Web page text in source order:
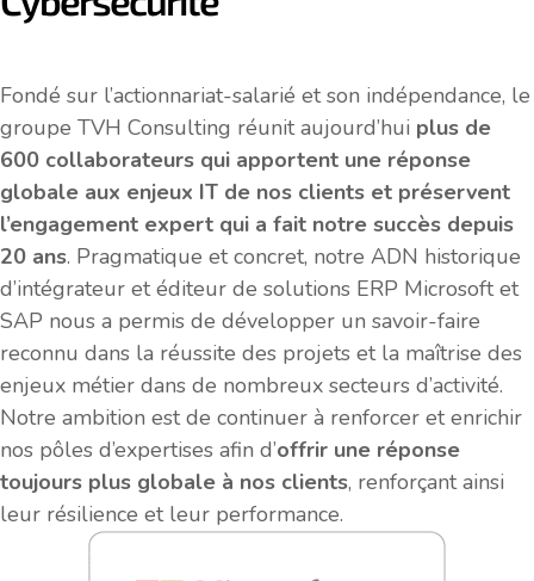
l'ERP innovant
qui dépasse les
modèles
traditionnels
Je regarde le replay
Fondé sur l’actionnariat-salarié et son indépendance, le
groupe TVH Consulting réunit aujourd’hui plus de
600 collaborateurs qui apportent une réponse
globale aux enjeux IT de nos clients et préservent
l’engagement expert qui a fait notre succès depuis
20 ans. Pragmatique et concret, notre ADN historique
d’intégrateur et éditeur de solutions ERP Microsoft et
SAP nous a permis de développer un savoir-faire
reconnu dans la réussite des projets et la maîtrise des
enjeux métier dans de nombreux secteurs d’activité.
Notre ambition est de continuer à renforcer et enrichir
nos pôles d’expertises afin d’offrir une réponse
toujours plus globale à nos clients, renforçant ainsi
leur résilience et leur performance.